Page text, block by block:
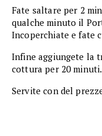
Fate saltare per 2
qualche minuto il
Incoperchiate e fate
Infine aggiungete la
cottura per 20 minuti.
Servite con del